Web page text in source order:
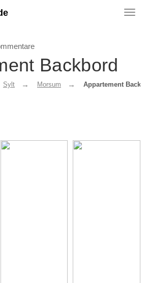
Backbord
Sylt Morsum Appartement